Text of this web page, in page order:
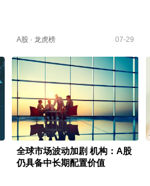
A股 · 龙虎榜 07-29
全球市场波动加剧 机构：A股
仍具备中长期配置价值